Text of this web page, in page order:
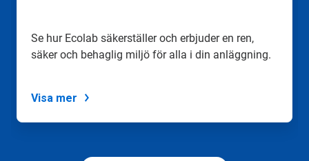
prickarna.
Se hur Ecolab säkerställer och erbjuder en ren,
säker och behaglig miljö för alla i din anläggning.
Visa mer